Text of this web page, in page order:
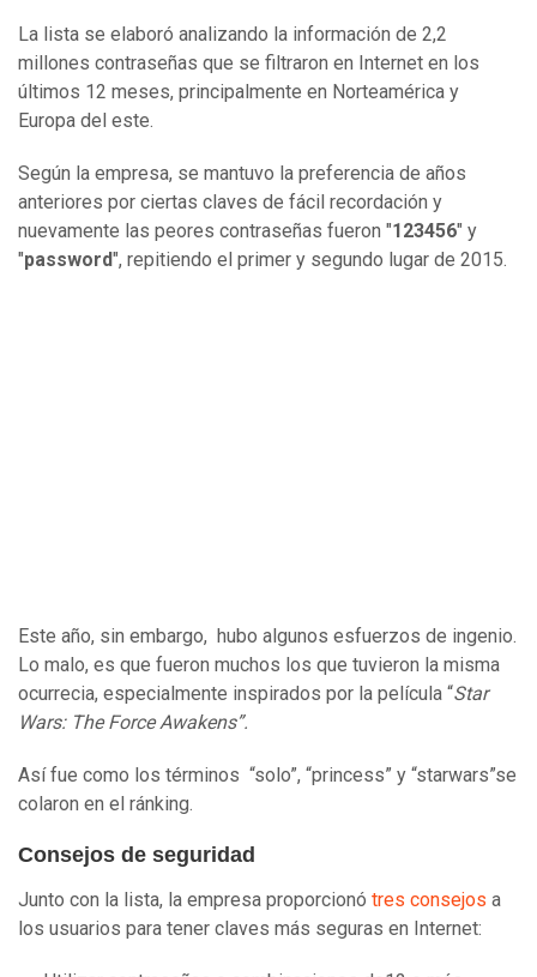
La lista se elaboró analizando la información de 2,2
millones contraseñas que se filtraron en Internet en los
últimos 12 meses, principalmente en Norteamérica y
Europa del este.
Según la empresa, se mantuvo la preferencia de años
anteriores por ciertas claves de fácil recordación y
nuevamente las peores contraseñas fueron "123456" y
"password", repitiendo el primer y segundo lugar de 2015.
Este año, sin embargo, hubo algunos esfuerzos de ingenio.
Lo malo, es que fueron muchos los que tuvieron la misma
ocurrecia, especialmente inspirados por la película “Star
Wars: The Force Awakens”.
Así fue como los términos “solo”, “princess” y “starwars”se
colaron en el ránking.
Consejos de seguridad
Junto con la lista, la empresa proporcionó tres consejos a
los usuarios para tener claves más seguras en Internet: